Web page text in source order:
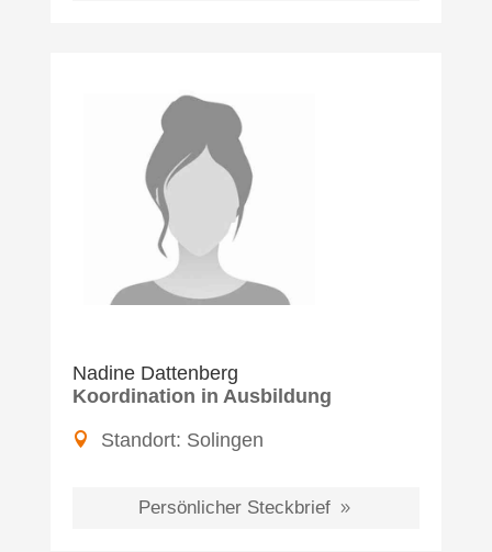
Nadine Dattenberg
Koordination in Ausbildung
Standort: Solingen
Persönlicher Steckbrief